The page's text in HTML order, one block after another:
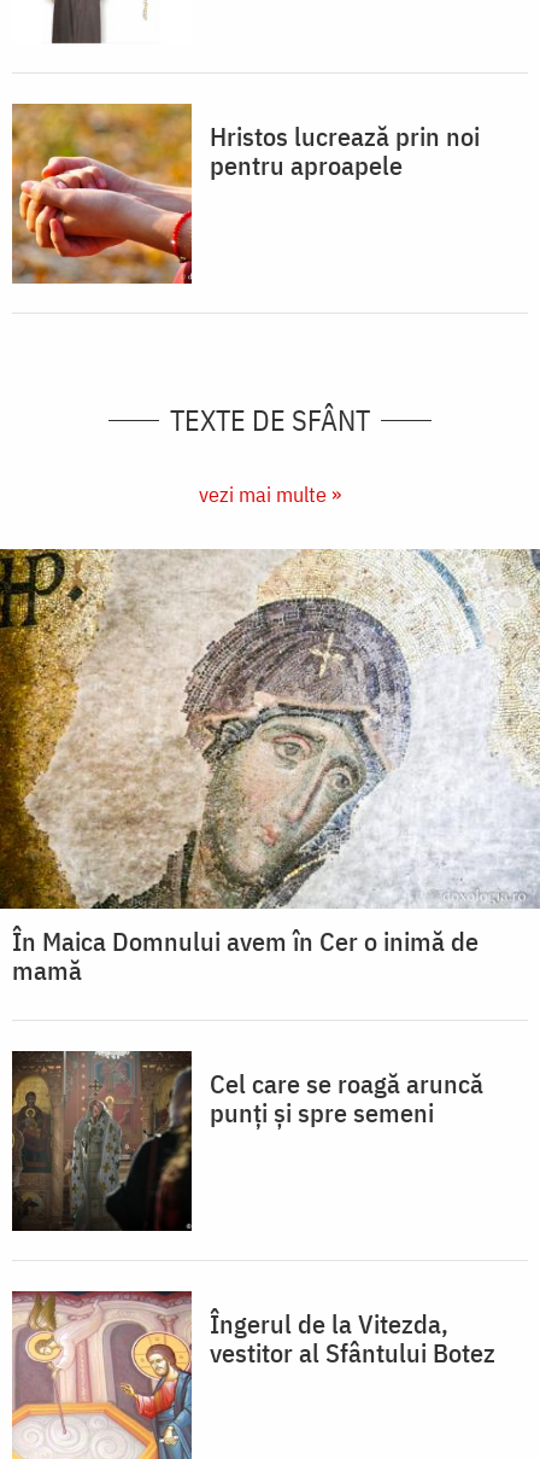
Hristos lucrează prin noi
pentru aproapele
TEXTE DE SFÂNT
vezi mai multe »
În Maica Domnului avem în Cer o inimă de
mamă
Cel care se roagă aruncă
punți și spre semeni
Îngerul de la Vitezda,
vestitor al Sfântului Botez